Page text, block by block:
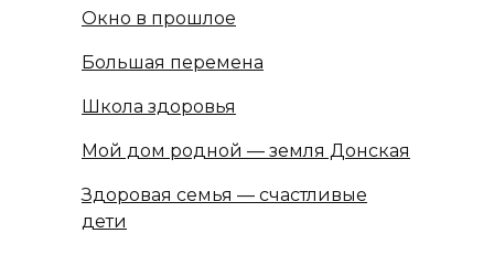
Окно в прошлое
Большая перемена
Школа здоровья
Мой дом родной — земля Донская
Здоровая семья — счастливые
дети